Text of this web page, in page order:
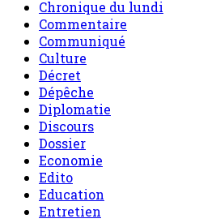
Chronique du lundi
Commentaire
Communiqué
Culture
Décret
Dépêche
Diplomatie
Discours
Dossier
Economie
Edito
Education
Entretien